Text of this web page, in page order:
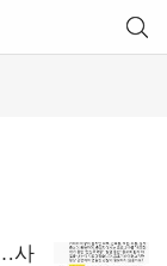
사